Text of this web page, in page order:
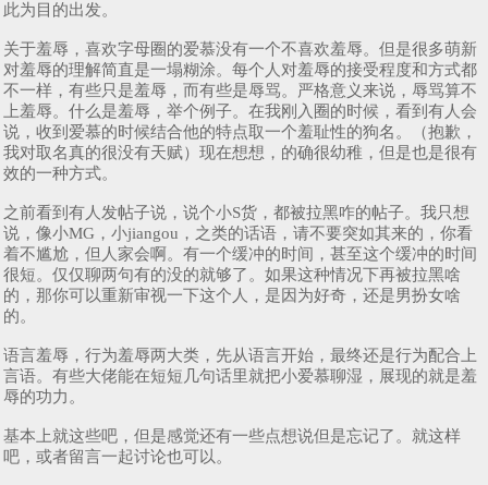
此为目的出发。
关于羞辱，喜欢字母圈的爱慕没有一个不喜欢羞辱。但是很多萌新
对羞辱的理解简直是一塌糊涂。每个人对羞辱的接受程度和方式都
不一样，有些只是羞辱，而有些是辱骂。严格意义来说，辱骂算不
上羞辱。什么是羞辱，举个例子。在我刚入圈的时候，看到有人会
说，收到爱慕的时候结合他的特点取一个羞耻性的狗名。（抱歉，
我对取名真的很没有天赋）现在想想，的确很幼稚，但是也是很有
效的一种方式。
之前看到有人发帖子说，说个小S货，都被拉黑咋的帖子。我只想
说，像小MG，小jiangou，之类的话语，请不要突如其来的，你看
着不尴尬，但人家会啊。有一个缓冲的时间，甚至这个缓冲的时间
很短。仅仅聊两句有的没的就够了。如果这种情况下再被拉黑啥
的，那你可以重新审视一下这个人，是因为好奇，还是男扮女啥
的。
语言羞辱，行为羞辱两大类，先从语言开始，最终还是行为配合上
言语。有些大佬能在短短几句话里就把小爱慕聊湿，展现的就是羞
辱的功力。
基本上就这些吧，但是感觉还有一些点想说但是忘记了。就这样
吧，或者留言一起讨论也可以。